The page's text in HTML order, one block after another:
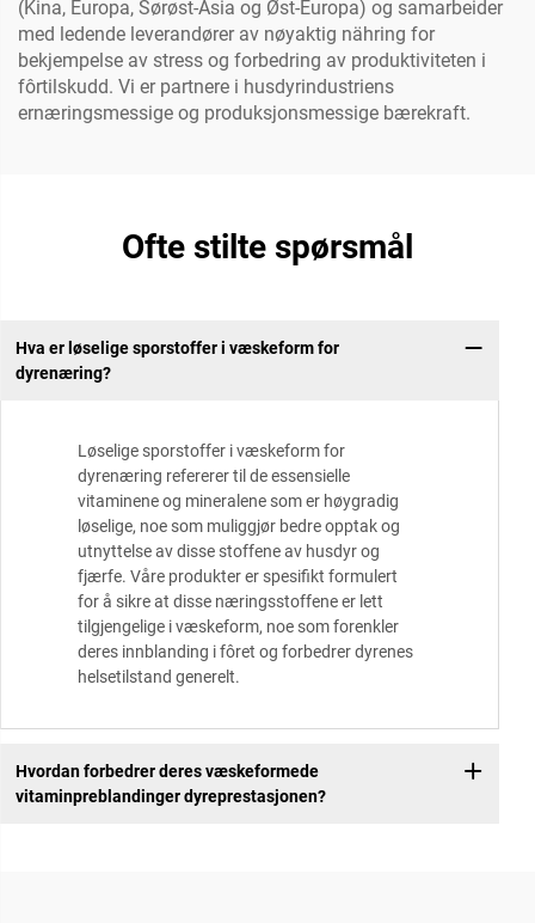
(Kina, Europa, Sørøst-Asia og Øst-Europa) og samarbeider
med ledende leverandører av nøyaktig nähring for
bekjempelse av stress og forbedring av produktiviteten i
fôrtilskudd. Vi er partnere i husdyrindustriens
ernæringsmessige og produksjonsmessige bærekraft.
Ofte stilte spørsmål
Hva er løselige sporstoffer i væskeform for
dyrenæring?
Løselige sporstoffer i væskeform for
dyrenæring refererer til de essensielle
vitaminene og mineralene som er høygradig
løselige, noe som muliggjør bedre opptak og
utnyttelse av disse stoffene av husdyr og
fjærfe. Våre produkter er spesifikt formulert
for å sikre at disse næringsstoffene er lett
tilgjengelige i væskeform, noe som forenkler
deres innblanding i fôret og forbedrer dyrenes
helsetilstand generelt.
Hvordan forbedrer deres væskeformede
vitaminpreblandinger dyreprestasjonen?